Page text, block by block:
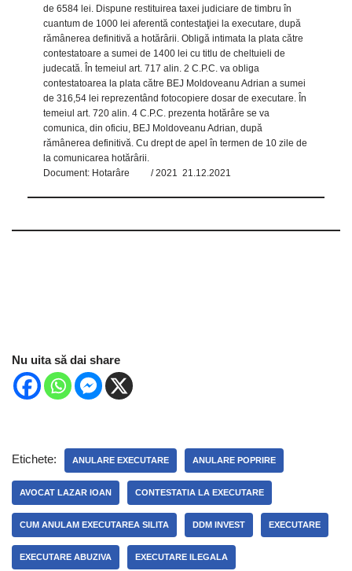
de 6584 lei. Dispune restituirea taxei judiciare de timbru în
cuantum de 1000 lei aferentă contestaţiei la executare, după
rămânerea definitivă a hotărârii. Obligă intimata la plata către
contestatoare a sumei de 1400 lei cu titlu de cheltuieli de
judecată. În temeiul art. 717 alin. 2 C.P.C. va obliga
contestatoarea la plata către BEJ Moldoveanu Adrian a sumei
de 316,54 lei reprezentând fotocopiere dosar de executare. În
temeiul art. 720 alin. 4 C.P.C. prezenta hotărâre se va
comunica, din oficiu, BEJ Moldoveanu Adrian, după
rămânerea definitivă. Cu drept de apel în termen de 10 zile de
la comunicarea hotărârii.
Document: Hotarâre / 2021 21.12.2021
Nu uita să dai share
Etichete: ANULARE EXECUTARE ANULARE POPRIRE
AVOCAT LAZAR IOAN CONTESTATIA LA EXECUTARE
CUM ANULAM EXECUTAREA SILITA DDM INVEST EXECUTARE
EXECUTARE ABUZIVA EXECUTARE ILEGALA